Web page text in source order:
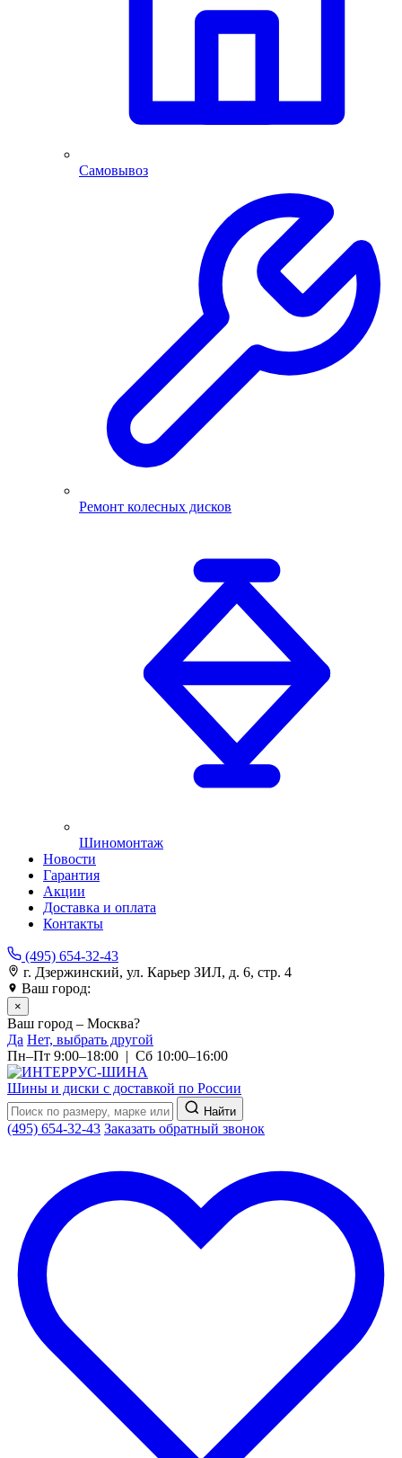
Самовывоз
Ремонт колесных дисков
Шиномонтаж
Новости
Гарантия
Акции
Доставка и оплата
Контакты
(495) 654-32-43
г. Дзержинский, ул. Карьер ЗИЛ, д. 6, стр. 4
Ваш город:
×
Ваш город – Москва?
Да Нет, выбрать другой
Пн–Пт 9:00–18:00 | Сб 10:00–16:00
Шины и диски с доставкой по России
Найти
(495) 654-32-43 Заказать обратный звонок